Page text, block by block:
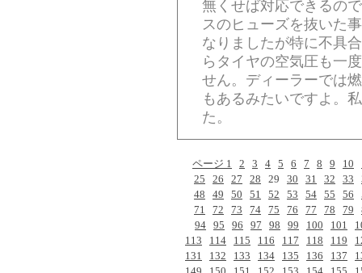
無くせば対応できるの
スのヒューズを抜いた
なりましたが特に不具
らタイヤの空気圧も一
せん。ディーラーでは
もあるみたいですよ。
た。
ページ 1 2 3 4 5 6 7 8 9 10
25
26 27 28 29 30 31 32 33
48
49 50 51 52 53 54 55 56
71
72 73 74 75 76 77 78 79
94 95 96 97 98 99 100 101
113
114 115 116 117 118 119
131
132 133 134 135 136 137